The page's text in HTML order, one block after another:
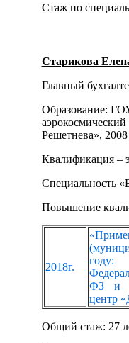
Стаж по
Старикова
Главный
Образование:
Решетнева», 2008
Квалификация –
Специальность
Повышение
2018г.
году:
ФЗ и
центр
Общий стаж: 27